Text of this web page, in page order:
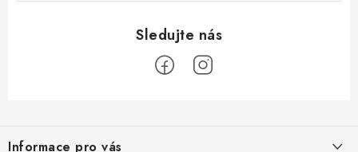
Informace pro vás